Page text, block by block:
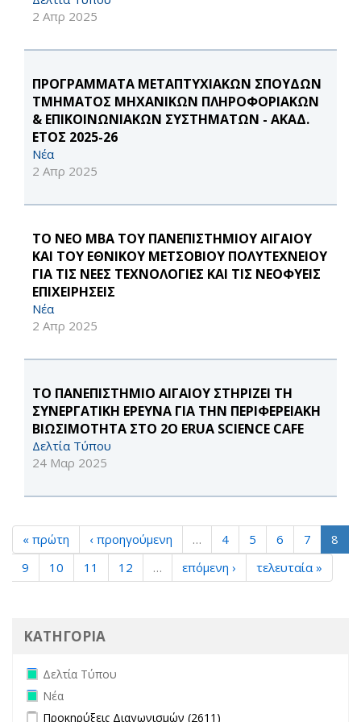
2 Απρ 2025
ΠΡΟΓΡΑΜΜΑΤΑ ΜΕΤΑΠΤΥΧΙΑΚΩΝ ΣΠΟΥΔΩΝ
ΤΜΗΜΑΤΟΣ ΜΗΧΑΝΙΚΩΝ ΠΛΗΡΟΦΟΡΙΑΚΩΝ
& ΕΠΙΚΟΙΝΩΝΙΑΚΩΝ ΣΥΣΤΗΜΑΤΩΝ - ΑΚΑΔ.
ΕΤΟΣ 2025-26
Νέα
2 Απρ 2025
ΤΟ ΝΕΟ MBA ΤΟΥ ΠΑΝΕΠΙΣΤΗΜΙΟΥ ΑΙΓΑΙΟΥ
ΚΑΙ ΤΟΥ ΕΘΝΙΚΟΥ ΜΕΤΣΟΒΙΟΥ ΠΟΛΥΤΕΧΝΕΙΟΥ
ΓΙΑ ΤΙΣ ΝΕΕΣ ΤΕΧΝΟΛΟΓΙΕΣ ΚΑΙ ΤΙΣ ΝΕΟΦΥΕΙΣ
ΕΠΙΧΕΙΡΗΣΕΙΣ
Νέα
2 Απρ 2025
TO ΠΑΝΕΠΙΣΤΗΜΙΟ ΑΙΓΑΙΟΥ ΣΤΗΡΙΖΕΙ ΤΗ
ΣΥΝΕΡΓΑΤΙΚΗ ΕΡΕΥΝΑ ΓΙΑ ΤΗΝ ΠΕΡΙΦΕΡΕΙΑΚΗ
ΒΙΩΣΙΜΟΤΗΤΑ ΣΤΟ 2Ο ERUA SCIENCE CAFE
Δελτία Τύπου
24 Μαρ 2025
« πρώτη ‹ προηγούμενη … 4 5 6 7
8
9
10 11 12 … επόμενη › τελευταία »
ΚΑΤΗΓΟΡΙΑ
Remove Δελτία Τύπου filter
Δελτία Τύπου
Remove Νέα filter
Νέα
Apply Προκηρύξεις Διαγωνισμών filter
Προκηρύξεις Διαγωνισμών (2611)